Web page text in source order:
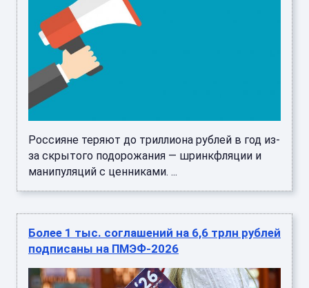
Россияне теряют до триллиона рублей в год из-
за скрытого подорожания — шринкфляции и
манипуляций с ценниками. ...
Более 1 тыс. соглашений на 6,6 трлн рублей
подписаны на ПМЭФ-2026